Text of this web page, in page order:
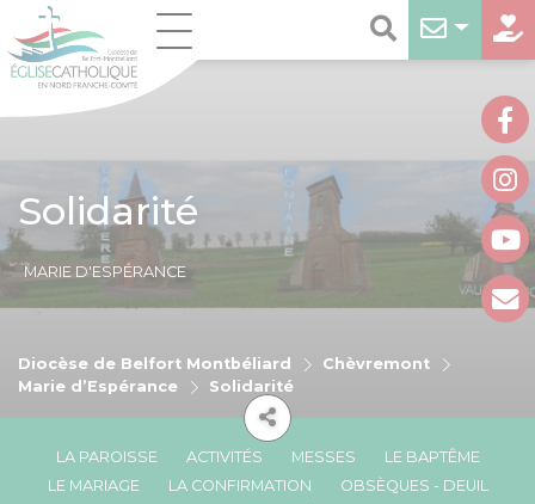
Solidarité
MARIE D'ESPÉRANCE
Diocèse de Belfort Montbéliard
Chèvremont
Marie d’Espérance
Solidarité
LA PAROISSE ACTIVITÉS MESSES
LE BAPTÊME
LE MARIAGE
LA CONFIRMATION
OBSÈQUES - DEUIL